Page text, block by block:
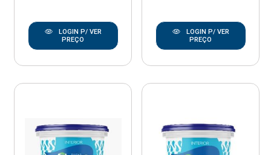
LOGIN P/ VER
PREÇO
LOGIN P/ VER
PREÇO